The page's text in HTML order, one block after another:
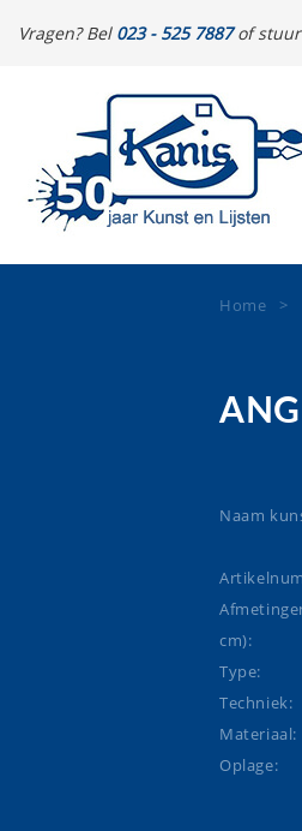
Vragen? Bel 023 - 525 7887of stuur
Home >
Naam
cm):
Type:
Techniek:
Materiaal:
Oplage: